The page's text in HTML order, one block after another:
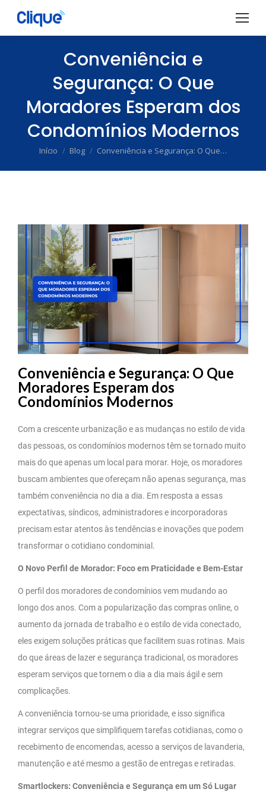
Conveniência e
Segurança: O Que
Moradores Esperam dos
Condomínios Modernos
Você está aqui:
Início Blog Conveniência e Segurança: O Que…
Conveniência e Segurança: O Que
Moradores Esperam dos
Condomínios Modernos
Com a crescente urbanização e as mudanças no estilo de vida
das pessoas, os condomínios modernos têm se tornado muito
mais do que apenas um local para morar. Hoje, os moradores
buscam ambientes que ofereçam não apenas segurança, mas
também conveniência no dia a dia. Em resposta a essas
expectativas, síndicos, administradores e incorporadoras
precisam estar atentos às tendências e inovações que podem
transformar o cotidiano condominial.
O Novo Perfil de Morador: Foco em Praticidade e Bem-Estar
O perfil dos moradores de condomínios vem mudando ao
longo dos anos. Com a popularização das compras online, o
aumento da jornada de trabalho e o estilo de vida conectado,
eles exigem soluções práticas que facilitem suas rotinas. Mais
do que áreas de lazer e segurança tradicional, os moradores
esperam serviços que tornem o dia a dia mais ágil e sem
complicações.
A conveniência tornou-se uma prioridade, e isso significa
integrar serviços que simplifiquem tarefas cotidianas, como o
recebimento de encomendas, acesso a serviços de lavanderia,
manutenção e até mesmo a gestão de entregas e retiradas.
Smartlockers: Conveniência e Segurança em um Só Lugar